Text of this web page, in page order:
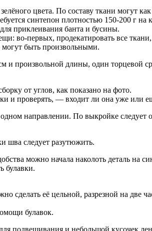
цвета. По составу ткани могут
синтепон плотностью 150-200 г
приклеивания банта и бусины.
во-первых, продекатировать все
могут быть произвольными.
произвольной длины, один торцевой
от углов, как показано на фото.
и проверять, — входит ли она уже или
направлении. По выкройке следует
следует разутюжить.
можно начала наколоть деталь на
булавки.
её цельной, разрезной на две
булавок.
подвешивания и небольшой кусочек